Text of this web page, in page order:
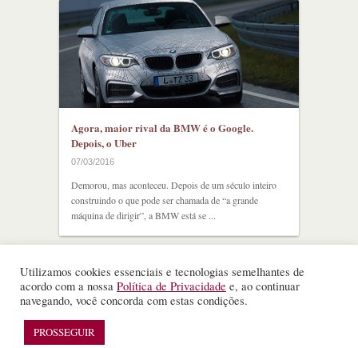
Agora, maior rival da BMW é o Google.
Depois, o Uber
07/03/2016
Demorou, mas aconteceu. Depois de um século inteiro
construindo o que pode ser chamada de “a grande
máquina de dirigir”, a BMW está se ...
Nota Alta ESPM
. Todos os direitos reservados.
WordPress Theme
Utilizamos cookies essenciais e tecnologias semelhantes de
acordo com a nossa Política de Privacidade e, ao continuar
navegando, você concorda com estas condições.
PROSSEGUIR